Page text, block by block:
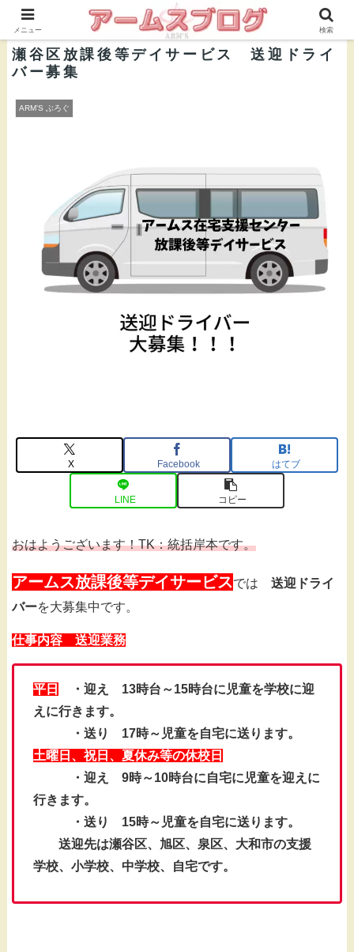
株式会社ＡＲＭ’Ｓ 公式ブログ
瀬谷区放課後等デイサービス 送迎ドライ
バー募集
ARM’S ぶろぐ
X Facebook はてブ
LINE コピー
おはようございます！TK：統括岸本です。
アームス放課後等デイサービスでは 送迎ドライ
バーを大募集中です。
仕事内容 送迎業務
平日
・迎え 13時台～15時台に児童を学校に迎
えに行きます。
・送り 17時～児童を自宅に送ります。
土曜日、祝日、夏休み等の休校日
・迎え 9時～10時台に自宅に児童を迎えに
行きます。
・送り 15時～児童を自宅に送ります。
送迎先は瀬谷区、旭区、泉区、大和市の支援
学校、小学校、中学校、自宅です。
メニュー 検索